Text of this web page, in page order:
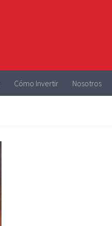
Cómo Invertir Nosotros